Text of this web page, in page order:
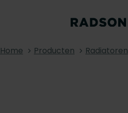
Home Producten Radiatoren